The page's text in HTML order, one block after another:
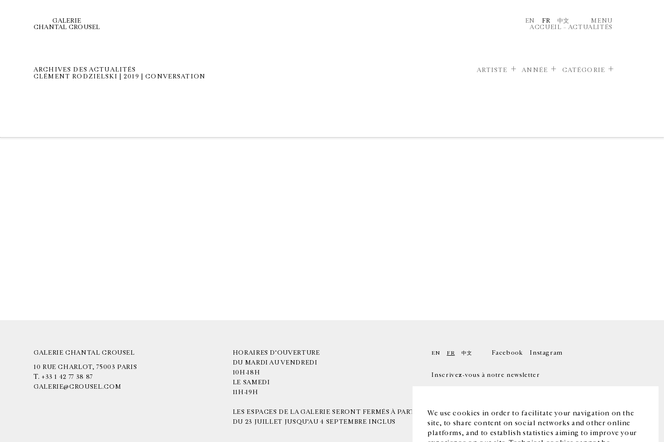
We use cookies in order to facilitate your navigation on the
site, to share content on social networks and other online
platforms, and to establish statistics aiming to improve your
GALERIE
CHANTAL CROUSEL
EN FR 中文
MENU
ACCUEIL – ACTUALITÉS
ARCHIVES DES ACTUALITÉS
CLÉMENT RODZIELSKI | 2019 | CONVERSATION
ARTISTE ANNÉE CATÉGORIE
GALERIE CHANTAL CROUSEL
10 RUE CHARLOT, 75003 PARIS
T. +33 1 42 77 38 87
GALERIE@CROUSEL.COM
HORAIRES D'OUVERTURE
DU MARDI AU VENDREDI
10H-18H
LE SAMEDI
11H-19H
LES ESPACES DE LA GALERIE SERONT FERMÉS À PARTIR
DU 23 JUILLET JUSQU'AU 4 SEPTEMBRE INCLUS
EN FR 中文 Facebook Instagram
Inscrivez-vous à notre newsletter